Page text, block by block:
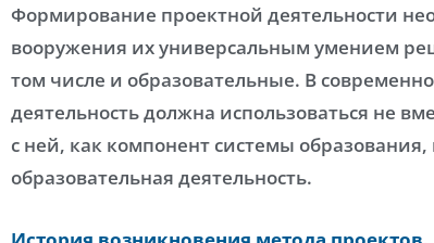
Формирование проектной деятельности
вооружения их универсальным умением
том числе и образовательные. В
деятельность должна использоваться не
с ней, как компонент системы образования,
образовательная деятельность.